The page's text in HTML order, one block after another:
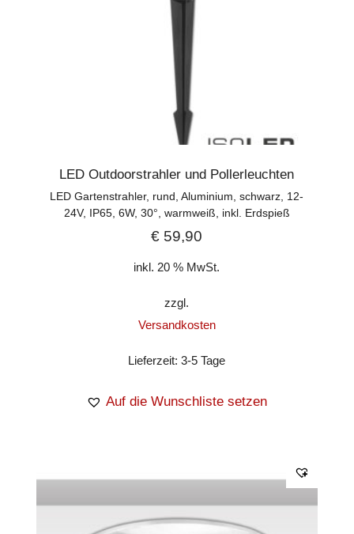
LED Outdoorstrahler und Pollerleuchten
LED Gartenstrahler, rund, Aluminium, schwarz, 12-
24V, IP65, 6W, 30°, warmweiß, inkl. Erdspieß
€ 59,90
inkl. 20 % MwSt.
zzgl.
Versandkosten
Lieferzeit:3-5 Tage
Auf die Wunschliste setzen